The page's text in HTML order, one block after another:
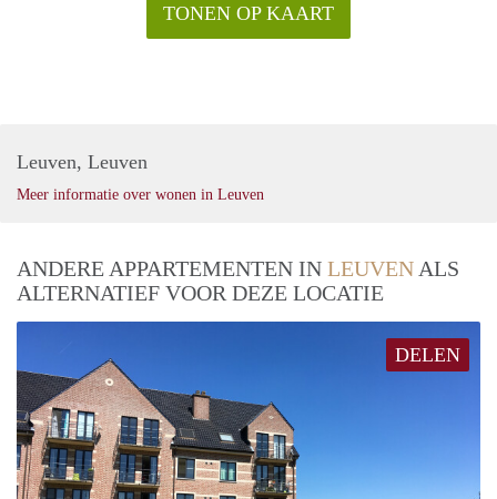
TONEN OP KAART
Leuven, Leuven
Meer informatie over wonen in Leuven
ANDERE APPARTEMENTEN IN LEUVEN ALS
ALTERNATIEF VOOR DEZE LOCATIE
DELEN